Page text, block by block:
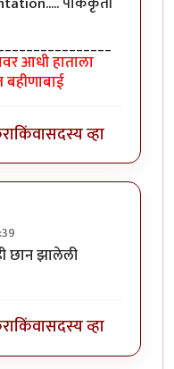
आधी हाताला
किंवासदस्य व्हा
छान झालेली
किंवासदस्य व्हा